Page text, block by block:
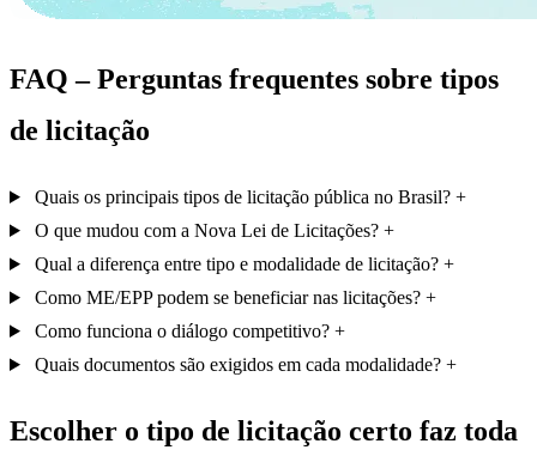
FAQ – Perguntas frequentes sobre tipos
de licitação
Quais os principais tipos de licitação pública no Brasil?
O que mudou com a Nova Lei de Licitações?
Qual a diferença entre tipo e modalidade de licitação?
Como ME/EPP podem se beneficiar nas licitações?
Como funciona o diálogo competitivo?
Quais documentos são exigidos em cada modalidade?
Escolher o tipo de licitação certo faz toda